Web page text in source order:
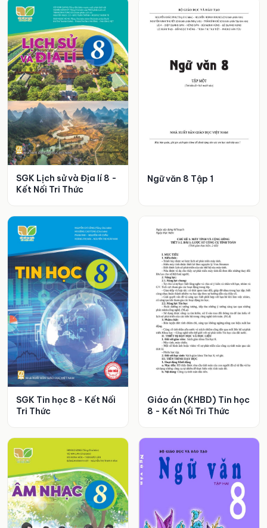
SGK Lịch sử và Địa lí 8 -
Kết Nối Tri Thức
Ngữ văn 8 Tập 1
SGK Tin học 8 - Kết Nối
Tri Thức
Giáo án (KHBD) Tin học
8 - Kết Nối Tri Thức